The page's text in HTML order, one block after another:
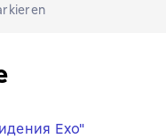
Ехо"